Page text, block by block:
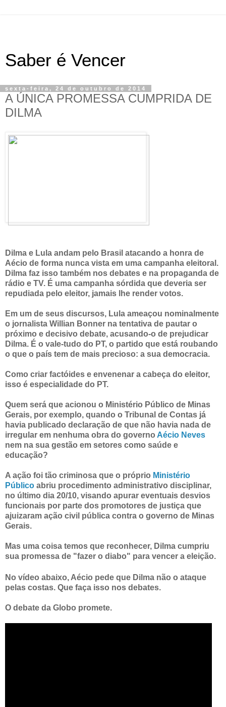
Saber é Vencer
sexta-feira, 24 de outubro de 2014
A ÚNICA PROMESSA CUMPRIDA DE
DILMA
Dilma e Lula andam pelo Brasil atacando a honra de
Aécio de forma nunca vista em uma campanha eleitoral.
Dilma faz isso também nos debates e na propaganda de
rádio e TV. É uma campanha sórdida que deveria ser
repudiada pelo eleitor, jamais lhe render votos.
Em um de seus discursos, Lula ameaçou nominalmente
o jornalista Willian Bonner na tentativa de pautar o
próximo e decisivo debate, acusando-o de prejudicar
Dilma. É o vale-tudo do PT, o partido que está roubando
o que o país tem de mais precioso: a sua democracia.
Como criar factóides e envenenar a cabeça do eleitor,
isso é especialidade do PT.
Quem será que acionou o Ministério Público de Minas
Gerais, por exemplo, quando o Tribunal de Contas já
havia publicado declaração de que não havia nada de
irregular em nenhuma obra do governo Aécio Neves
nem na sua gestão em setores como saúde e
educação?
A ação foi tão criminosa que o próprio Ministério
Público abriu procedimento administrativo disciplinar,
no último dia 20/10, visando apurar eventuais desvios
funcionais por parte dos promotores de justiça que
ajuizaram ação civil pública contra o governo de Minas
Gerais.
Mas uma coisa temos que reconhecer, Dilma cumpriu
sua promessa de "fazer o diabo" para vencer a eleição.
No vídeo abaixo, Aécio pede que Dilma não o ataque
pelas costas. Que faça isso nos debates.
O debate da Globo promete.